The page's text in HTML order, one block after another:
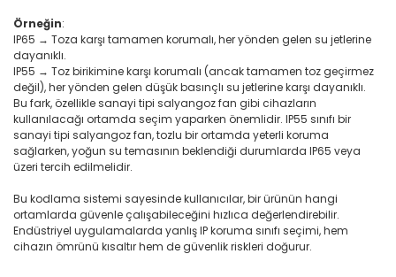
Örneğin:
IP65 → Toza karşı tamamen korumalı, her yönden gelen su jetlerine
dayanıklı.
IP55 → Toz birikimine karşı korumalı (ancak tamamen toz geçirmez
değil), her yönden gelen düşük basınçlı su jetlerine karşı dayanıklı.
Bu fark, özellikle sanayi tipi salyangoz fan gibi cihazların
kullanılacağı ortamda seçim yaparken önemlidir. IP55 sınıfı bir
sanayi tipi salyangoz fan, tozlu bir ortamda yeterli koruma
sağlarken, yoğun su temasının beklendiği durumlarda IP65 veya
üzeri tercih edilmelidir.
Bu kodlama sistemi sayesinde kullanıcılar, bir ürünün hangi
ortamlarda güvenle çalışabileceğini hızlıca değerlendirebilir.
Endüstriyel uygulamalarda yanlış IP koruma sınıfı seçimi, hem
cihazın ömrünü kısaltır hem de güvenlik riskleri doğurur.